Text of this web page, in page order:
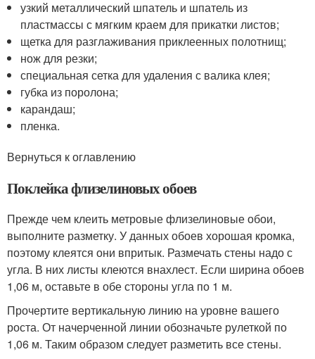
узкий металлический шпатель и шпатель из
пластмассы с мягким краем для прикатки листов;
щетка для разглаживания приклеенных полотнищ;
нож для резки;
специальная сетка для удаления с валика клея;
губка из поролона;
карандаш;
пленка.
Вернуться к оглавлению
Поклейка флизелиновых обоев
Прежде чем клеить метровые флизелиновые обои,
выполните разметку. У данных обоев хорошая кромка,
поэтому клеятся они впритык. Размечать стены надо с
угла. В них листы клеются внахлест. Если ширина обоев
1,06 м, оставьте в обе стороны угла по 1 м.
Прочертите вертикальную линию на уровне вашего
роста. От начерченной линии обозначьте рулеткой по
1,06 м. Таким образом следует разметить все стены.